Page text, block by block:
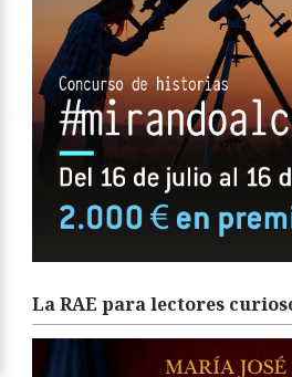
La RAE para lectores